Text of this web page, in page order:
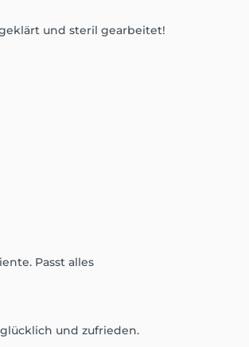
und steril gearbeitet!
Passt alles
und zufrieden.